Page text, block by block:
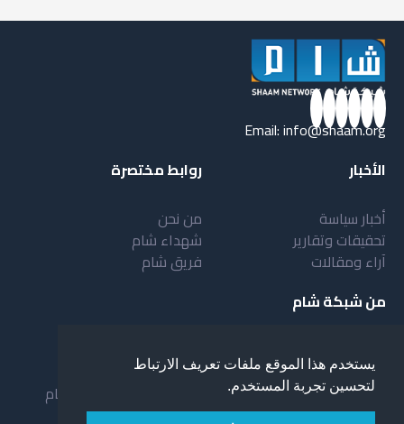
يستخدم هذا الموقع ملفات تعريف الارتباط
لتحسين تجربة المستخدم.
Email:info@shaam.org
الأخبار
أخبار سياسة
تحقيقات وتقارير
آراء ومقالات
روابط مختصرة
من نحن
شهداء شام
فريق شام
من شبكة شام
خدمات شبكة شام
المستفيدون من الشبكة
لمحة عن شبكة شبام
مقدمة عن شبكة شام
نظام العمل في شبكة شام